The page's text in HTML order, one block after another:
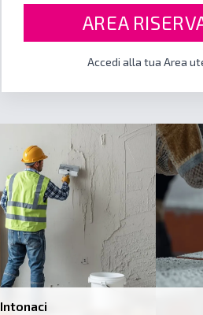
AREA
Accedi alla tua Area
Intonaci